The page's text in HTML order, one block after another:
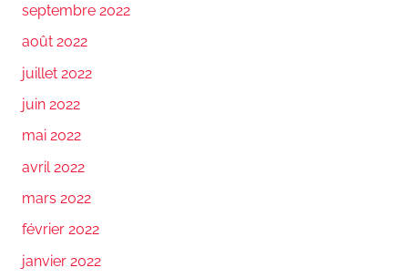
septembre 2022
août 2022
juillet 2022
juin 2022
mai 2022
avril 2022
mars 2022
février 2022
janvier 2022